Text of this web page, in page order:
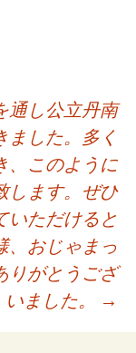
通し公立丹南
ました。多く
、このように
します。ぜひ
いただけると
、おじゃまっ
りがとうござ
いました。
→